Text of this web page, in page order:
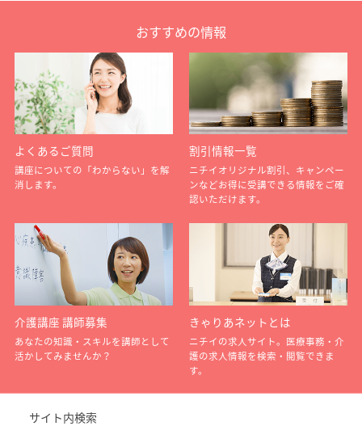
おすすめの情報
よくあるご質問
講座についての「わからない」を解
消します。
割引情報一覧
ニチイオリジナル割引、キャンペー
ンなどお得に受講できる情報をご確
認いただけます。
介護講座 講師募集
あなたの知識・スキルを講師として
活かしてみませんか？
きゃりあネットとは
ニチイの求人サイト。医療事務・介
護の求人情報を検索・閲覧できま
す。
サイト内検索